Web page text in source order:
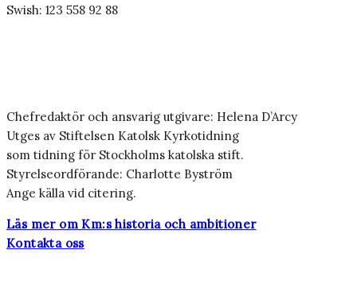
Swish: 123 558 92 88
Chefredaktör och ansvarig utgivare: Helena D’Arcy
Utges av Stiftelsen Katolsk Kyrkotidning
som tidning för Stockholms katolska stift.
Styrelseordförande: Charlotte Byström
Ange källa vid citering.
Läs mer om Km:s historia och ambitioner
Kontakta oss